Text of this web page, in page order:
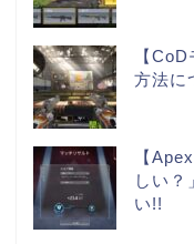
【
方法に
【
しい？
い!!